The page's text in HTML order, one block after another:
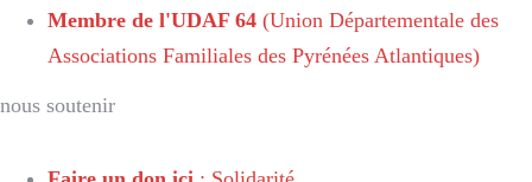
Membre de l'UDAF 64 (Union Départementale des
Associations Familiales des Pyrénées Atlantiques)
nous soutenir